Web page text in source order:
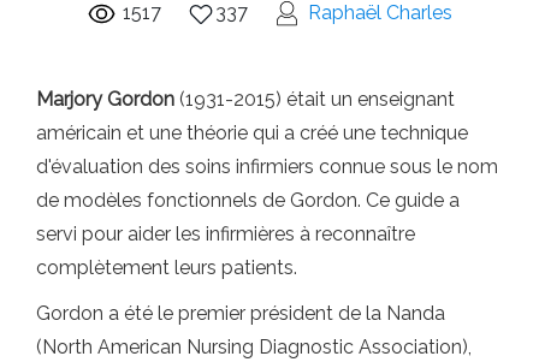
1517 337 Raphaël Charles
Marjory Gordon (1931-2015) était un enseignant
américain et une théorie qui a créé une technique
d'évaluation des soins infirmiers connue sous le nom
de modèles fonctionnels de Gordon. Ce guide a
servi pour aider les infirmières à reconnaître
complètement leurs patients.
Gordon a été le premier président de la Nanda
(North American Nursing Diagnostic Association),